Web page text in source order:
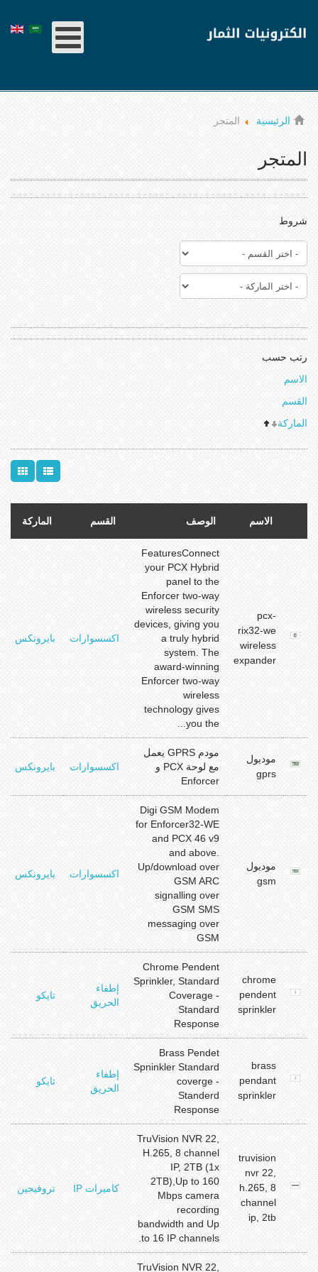
الرئيسية المتجر
المتجر
شروط
رتب حسب
الاسم
القسم
الماركة
الاسم الوصف القسم الماركة
pcx-
rix32-we
wireless
expander
FeaturesConnect
your PCX Hybrid
panel to the
Enforcer two-way
wireless security
devices, giving you
a truly hybrid
system. The
award-winning
Enforcer two-way
wireless
technology gives
you the...
اكسسوارات بايرونكس
موديول
gprs
مودم GPRS يعمل
مع لوحة PCX و
Enforcer
اكسسوارات بايرونكس
موديول
gsm
Digi GSM Modem
for Enforcer32-WE
and PCX 46 v9
and above.
Up/download over
GSM ARC
signalling over
GSM SMS
messaging over
GSM
اكسسوارات بايرونكس
chrome
pendent
sprinkler
Chrome Pendent
Sprinkler, Standard
Coverage -
Standard
Response
إطفاء
الحريق
تايكو
brass
pendant
sprinkler
Brass Pendet
Spninkler Standard
coverge -
Standerd
Response
إطفاء
الحريق
تايكو
truvision
nvr 22,
h.265, 8
channel
ip, 2tb
TruVision NVR 22,
H.265, 8 channel
IP, 2TB (1x
2TB),Up to 160
Mbps camera
recording
bandwidth and Up
to 16 IP channels.
كاميرات IP تروفيجين
TruVision NVR 22,